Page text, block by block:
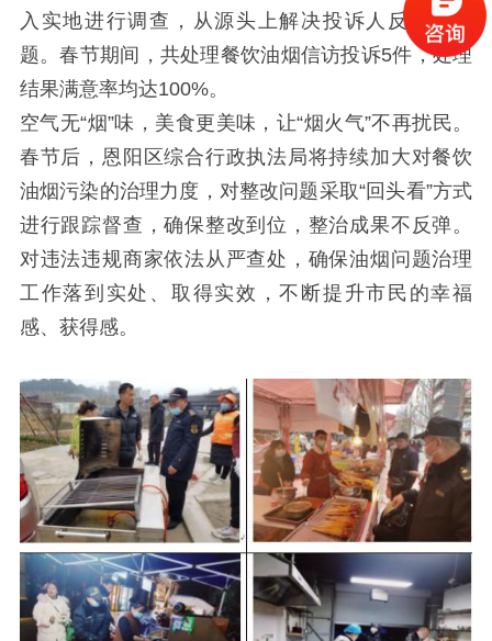
入实地进行调查，从源头上解决投诉人反映的问
题。春节期间，共处理餐饮油烟信访投诉5件，处理
结果满意率均达100%。
空气无“烟”味，美食更美味，让“烟火气”不再扰民。
春节后，恩阳区综合行政执法局将持续加大对餐饮
油烟污染的治理力度，对整改问题采取“回头看”方式
进行跟踪督查，确保整改到位，整治成果不反弹。
对违法违规商家依法从严查处，确保油烟问题治理
工作落到实处、取得实效，不断提升市民的幸福
感、获得感。